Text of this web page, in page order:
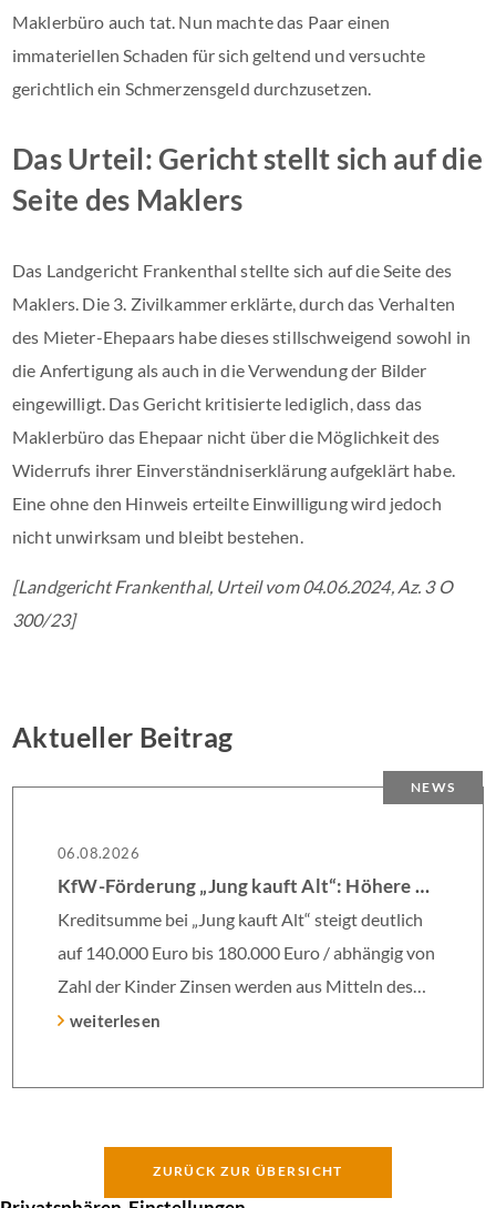
Maklerbüro auch tat. Nun machte das Paar einen
immateriellen Schaden für sich geltend und versuchte
gerichtlich ein Schmerzensgeld durchzusetzen.
Das Urteil: Gericht stellt sich auf die
Seite des Maklers
Das Landgericht Frankenthal stellte sich auf die Seite des
Maklers. Die 3. Zivilkammer erklärte, durch das Verhalten
des Mieter-Ehepaars habe dieses stillschweigend sowohl in
die Anfertigung als auch in die Verwendung der Bilder
eingewilligt. Das Gericht kritisierte lediglich, dass das
Maklerbüro das Ehepaar nicht über die Möglichkeit des
Widerrufs ihrer Einverständniserklärung aufgeklärt habe.
Eine ohne den Hinweis erteilte Einwilligung wird jedoch
nicht unwirksam und bleibt bestehen.
[Landgericht Frankenthal, Urteil vom 04.06.2024, Az. 3 O
300/23]
Aktueller Beitrag
NEWS
06.08.2026
KfW-Förderung „Jung kauft Alt“: Höhere Kredite ab August 2026
Kreditsumme bei „Jung kauft Alt“ steigt deutlich
auf 140.000 Euro bis 180.000 Euro / abhängig von
Zahl der Kinder Zinsen werden aus Mitteln des
Bundes verbilligt: Heutiger Zins bei 0,53 Prozent
Zinsbindung Antragstellende verpflichten sich zu
Förderzusage / Sanierung in Einzelmaßnahmen
weiterlesen
ZURÜCK ZUR ÜBERSICHT